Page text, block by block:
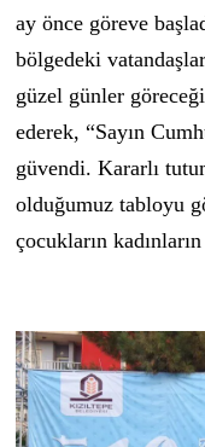
ay önce göreve
bölgedeki
güzel günler
ederek, “Sayın
güvendi. Kararlı
olduğumuz tabloyu
çocukların